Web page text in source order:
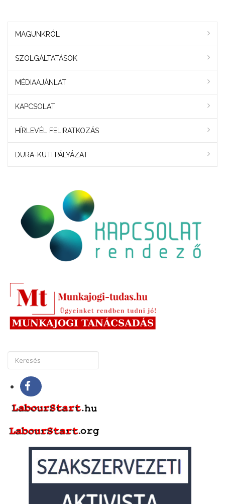
MAGUNKRÓL
SZOLGÁLTATÁSOK
MÉDIAAJÁNLAT
KAPCSOLAT
HÍRLEVÉL FELIRATKOZÁS
DURA-KUTI PÁLYÁZAT